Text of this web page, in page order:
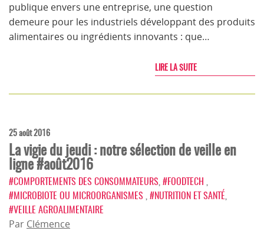
publique envers une entreprise, une question
demeure pour les industriels développant des produits
alimentaires ou ingrédients innovants : que…
LIRE LA SUITE
25 août 2016
La vigie du jeudi : notre sélection de veille en
ligne #août2016
#COMPORTEMENTS DES CONSOMMATEURS #FOODTECH
#MICROBIOTE OU MICROORGANISMES #NUTRITION ET SANTÉ
#VEILLE AGROALIMENTAIRE
Par Clémence